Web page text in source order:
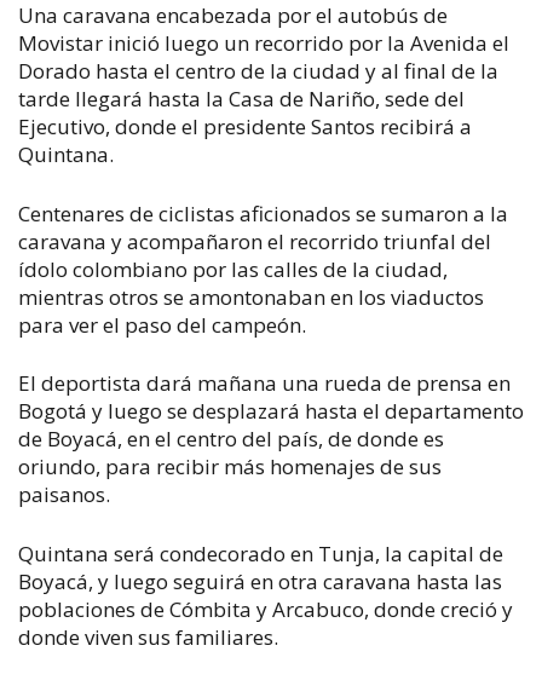
Una caravana encabezada por el autobús de
Movistar inició luego un recorrido por la Avenida el
Dorado hasta el centro de la ciudad y al final de la
tarde llegará hasta la Casa de Nariño, sede del
Ejecutivo, donde el presidente Santos recibirá a
Quintana.
Centenares de ciclistas aficionados se sumaron a la
caravana y acompañaron el recorrido triunfal del
ídolo colombiano por las calles de la ciudad,
mientras otros se amontonaban en los viaductos
para ver el paso del campeón.
El deportista dará mañana una rueda de prensa en
Bogotá y luego se desplazará hasta el departamento
de Boyacá, en el centro del país, de donde es
oriundo, para recibir más homenajes de sus
paisanos.
Quintana será condecorado en Tunja, la capital de
Boyacá, y luego seguirá en otra caravana hasta las
poblaciones de Cómbita y Arcabuco, donde creció y
donde viven sus familiares.